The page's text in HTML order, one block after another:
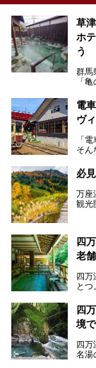
草
ホ
う
群馬
「
ロビ
ッ
温泉
今回
───
提供
この
電
ヴ
「
そん
日
２つ
今回
魅力
必
万座
観光
も
そ
しみ
また
すめ
四
老
四万
とつ
「四
り入
肌
四
境
四万
名湯